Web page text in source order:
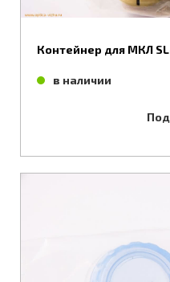
Контейнер для МКЛ
в наличии